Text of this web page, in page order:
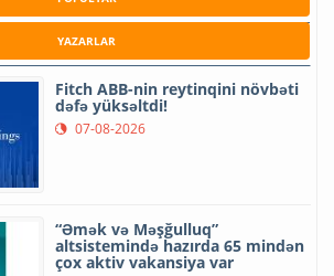
YAZARLAR
Fitch ABB-nin reytinqini növbəti
dəfə yüksəltdi!
07-08-2026
“Əmək və Məşğulluq”
altsistemində hazırda 65 mindən
çox aktiv vakansiya var